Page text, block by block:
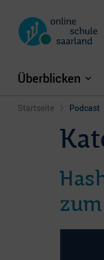
Überblicken
Startseite Podcast